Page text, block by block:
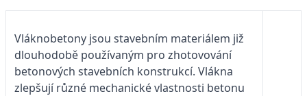
Vláknobetony jsou stavebním materiálem již
dlouhodobě používaným pro zhotovování
betonových stavebních konstrukcí. Vlákna
zlepšují různé mechanické vlastnosti betonu